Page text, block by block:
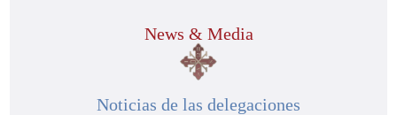
News & Media
Noticias de las delegaciones